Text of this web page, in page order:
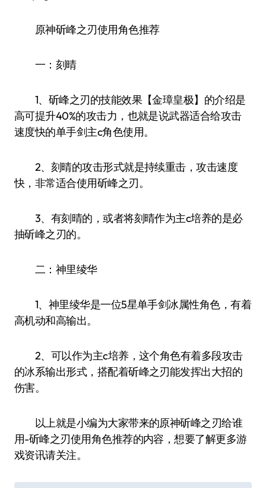
原神斫峰之刃使用角色推荐
一：刻晴
1、斫峰之刃的技能效果【金璋皇极】的介绍是
高可提升40%的攻击力，也就是说武器适合给攻击
速度快的单手剑主c角色使用。
2、刻晴的攻击形式就是持续重击，攻击速度
快，非常适合使用斫峰之刃。
3、有刻晴的，或者将刻晴作为主c培养的是必
抽斫峰之刃的。
二：神里绫华
1、神里绫华是一位5星单手剑冰属性角色，有着
高机动和高输出。
2、可以作为主c培养，这个角色有着多段攻击
的冰系输出形式，搭配着斫峰之刃能发挥出大招的
伤害。
以上就是小编为大家带来的原神斫峰之刃给谁
用-斫峰之刃使用角色推荐的内容，想要了解更多游
戏资讯请关注。